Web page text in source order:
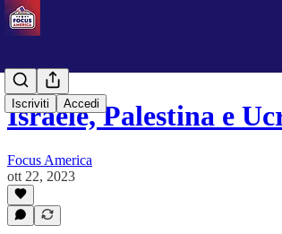
Iscriviti Accedi
Israele, Palestina e
Focus America
ott 22, 2023